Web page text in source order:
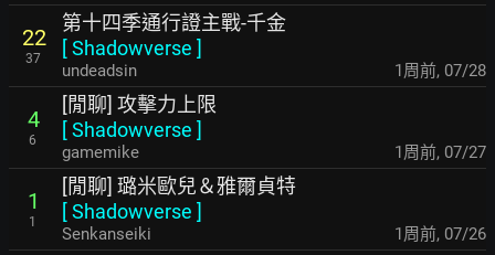
22
37
第十四季通行證主戰-千金
[Shadowverse ]
undeadsin 1周前, 07/28
4
6
[閒聊] 攻擊力上限
[Shadowverse ]
gamemike 1周前, 07/27
1
1
[閒聊] 璐米歐兒＆雅爾貞特
[Shadowverse ]
Senkanseiki 1周前, 07/26